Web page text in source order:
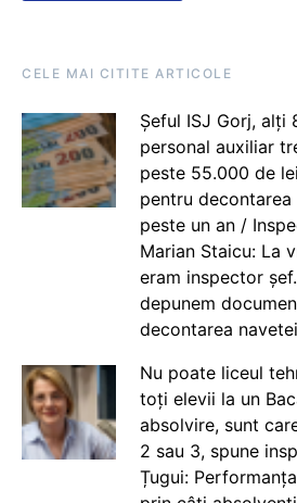
CELE MAI CITITE ARTICOLE
Șeful ISJ Gorj, alți
personal auxiliar
peste 55.000 de
pentru
peste un an /
Marian Staicu: La
eram inspector
depunem
decontarea navetei
Nu poate liceul
toți elevii la un
absolvire, sunt
2 sau 3, spune
Țugui: